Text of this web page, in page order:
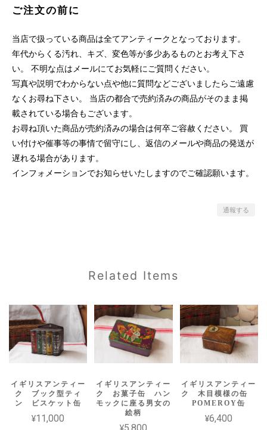
ご注文の前に
当店で扱っている商品は全てアンティークとなっております。
年代からくる汚れ、キズ、変色等が多少あるものとお考え下さ
い。 不明な点はメールにてお気軽にご質問ください。
写真や説明でわからない点や他に質問などございましたらご遠慮
なくお尋ね下さい。 当店の都合で売約済みの商品がそのまま掲
載されている場合もございます。
お尋ね頂いた商品が売約済みの場合は何卒ご容赦ください。 買
い付けや催事等の事情で留守にし、返信のメールや商品の発送が
遅れる場合があります。
インフォメーションでお知らせいたしますのでご確認願います。
通報する
Related Items
イギリスアンティー
ク ブック型ティ
ン ビスケット缶
¥11,000
イギリスアンティー
ク お菓子缶 ハン
モックに座る男女の
絵柄
イギリスアンティー
ク 木目模様の缶
POMEROY缶
¥6,400